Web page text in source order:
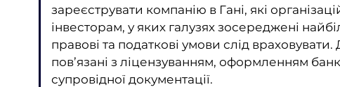
зареєструвати компанію в Гані, які
інвесторам, у яких галузях зосереджені
правові та податкові умови слід
пов’язані з ліцензуванням, оформленням
супровідної документації.